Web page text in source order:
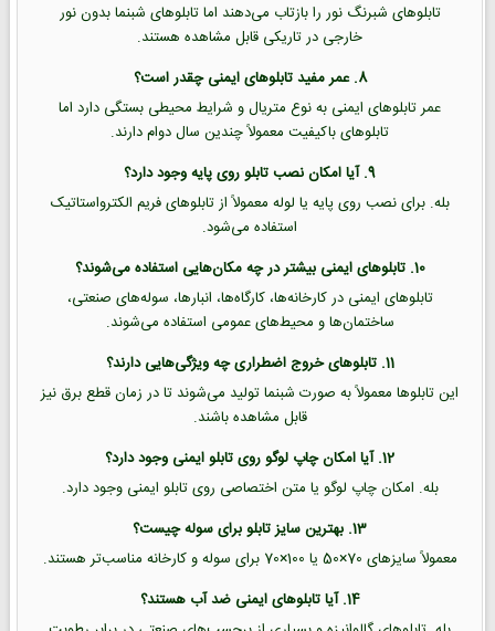
تابلوهای شبرنگ نور را بازتاب می‌دهند اما تابلوهای شبنما بدون نور
خارجی در تاریکی قابل مشاهده هستند.
8. عمر مفید تابلوهای ایمنی چقدر است؟
عمر تابلوهای ایمنی به نوع متریال و شرایط محیطی بستگی دارد اما
تابلوهای باکیفیت معمولاً چندین سال دوام دارند.
9. آیا امکان نصب تابلو روی پایه وجود دارد؟
بله. برای نصب روی پایه یا لوله معمولاً از تابلوهای فریم الکترواستاتیک
استفاده می‌شود.
10. تابلوهای ایمنی بیشتر در چه مکان‌هایی استفاده می‌شوند؟
تابلوهای ایمنی در کارخانه‌ها، کارگاه‌ها، انبارها، سوله‌های صنعتی،
ساختمان‌ها و محیط‌های عمومی استفاده می‌شوند.
11. تابلوهای خروج اضطراری چه ویژگی‌هایی دارند؟
این تابلوها معمولاً به صورت شبنما تولید می‌شوند تا در زمان قطع برق نیز
قابل مشاهده باشند.
12. آیا امکان چاپ لوگو روی تابلو ایمنی وجود دارد؟
بله. امکان چاپ لوگو یا متن اختصاصی روی تابلو ایمنی وجود دارد.
13. بهترین سایز تابلو برای سوله چیست؟
معمولاً سایزهای 70×50 یا 100×70 برای سوله و کارخانه مناسب‌تر هستند.
14. آیا تابلوهای ایمنی ضد آب هستند؟